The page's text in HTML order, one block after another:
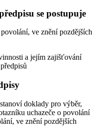
se postupuje
ve znění pozdějších
a jejím zajišťování
doklady pro výběr,
uchazeče o povolání
ve znění pozdějších